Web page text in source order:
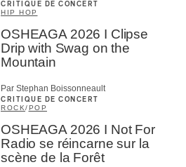
CRITIQUE DE CONCERT
HIP HOP
OSHEAGA 2026 I Clipse
Drip with Swag on the
Mountain
Par Stephan Boissonneault
CRITIQUE DE CONCERT
ROCK/POP
OSHEAGA 2026 I Not For
Radio se réincarne sur la
scène de la Forêt